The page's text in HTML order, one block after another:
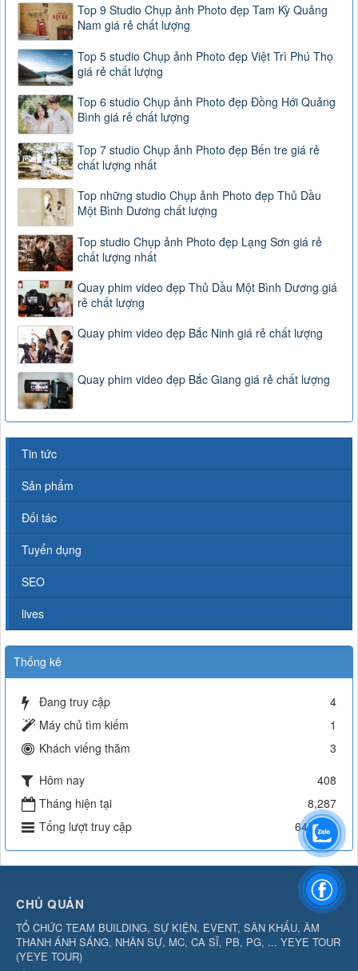
Top 9 Studio Chụp ảnh Photo đẹp Tam Kỳ Quảng
Nam giá rẻ chất lượng
Top 5 studio Chụp ảnh Photo đẹp Việt Trì Phú Thọ
giá rẻ chất lượng
Top 6 studio Chụp ảnh Photo đẹp Đồng Hới Quảng
Bình giá rẻ chất lượng
Top 7 studio Chụp ảnh Photo đẹp Bến tre giá rẻ
chất lượng nhất
Top những studio Chụp ảnh Photo đẹp Thủ Dầu
Một Bình Dương chất lượng
Top studio Chụp ảnh Photo đẹp Lạng Sơn giá rẻ
chất lượng nhất
Quay phim video đẹp Thủ Dầu Một Bình Dương giá
rẻ chất lượng
Quay phim video đẹp Bắc Ninh giá rẻ chất lượng
Quay phim video đẹp Bắc Giang giá rẻ chất lượng
Tin tức
Sản phẩm
Đối tác
Tuyển dụng
SEO
lives
Thống kê
Đang truy cập
4
Máy chủ tìm kiếm
1
Khách viếng thăm
3
Hôm nay
408
Tháng hiện tại
8,287
Tổng lượt truy cập
645,118
CHỦ QUẢN
TỔ CHỨC TEAM BUILDING, SỰ KIỆN, EVENT, SÂN KHẤU, ÂM
THANH ÁNH SÁNG, NHÂN SỰ, MC, CA SĨ, PB, PG, ... YEYE TOUR
(YEYE TOUR)